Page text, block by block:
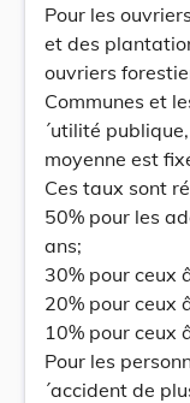
Pour les
et des
ouvriers
Communes et
´utilité
moyenne est
Ces taux sont
50% pour les
ans;
30% pour ceux
20% pour ceux
10% pour ceux
Pour les
´accident de